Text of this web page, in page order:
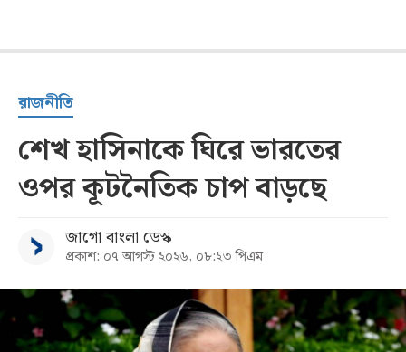
রাজনীতি
শেখ হাসিনাকে ঘিরে ভারতের
ওপর কূটনৈতিক চাপ বাড়ছে
জাগো বাংলা ডেস্ক
প্রকাশ: ০৭ আগস্ট ২০২৬, ০৮:২৩ পিএম